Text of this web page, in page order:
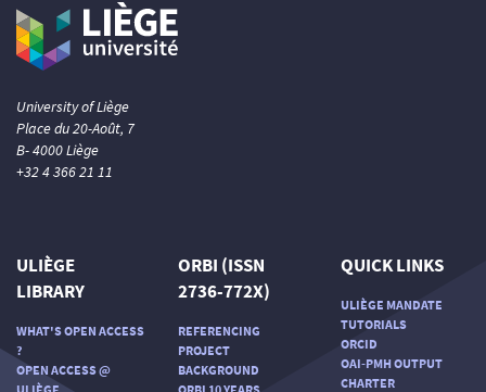
University of Liège
Place du 20-Août, 7
B- 4000 Liège
+32 4 366 21 11
ULIÈGE
LIBRARY
WHAT'S OPEN ACCESS
?
OPEN ACCESS @
ORBI (ISSN
2736-772X)
REFERENCING
PROJECT
BACKGROUND
QUICK LINKS
ULIÈGE MANDATE
TUTORIALS
ORCID
OAI-PMH OUTPUT
CHARTER